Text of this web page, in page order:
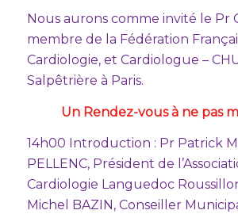
Nous aurons comme invité le Pr
membre de la Fédération
Cardiologie, et Cardiologue –
Salpêtrière à Paris.
Un Rendez-vous à ne pas
14h00 Introduction : Pr Patrick
PELLENC, Président de
Cardiologie Languedoc
Michel BAZIN, Conseiller